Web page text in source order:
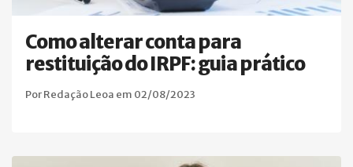
Como alterar conta para
restituição do IRPF: guia prático
Por Redação Leoa em 02/08/2023